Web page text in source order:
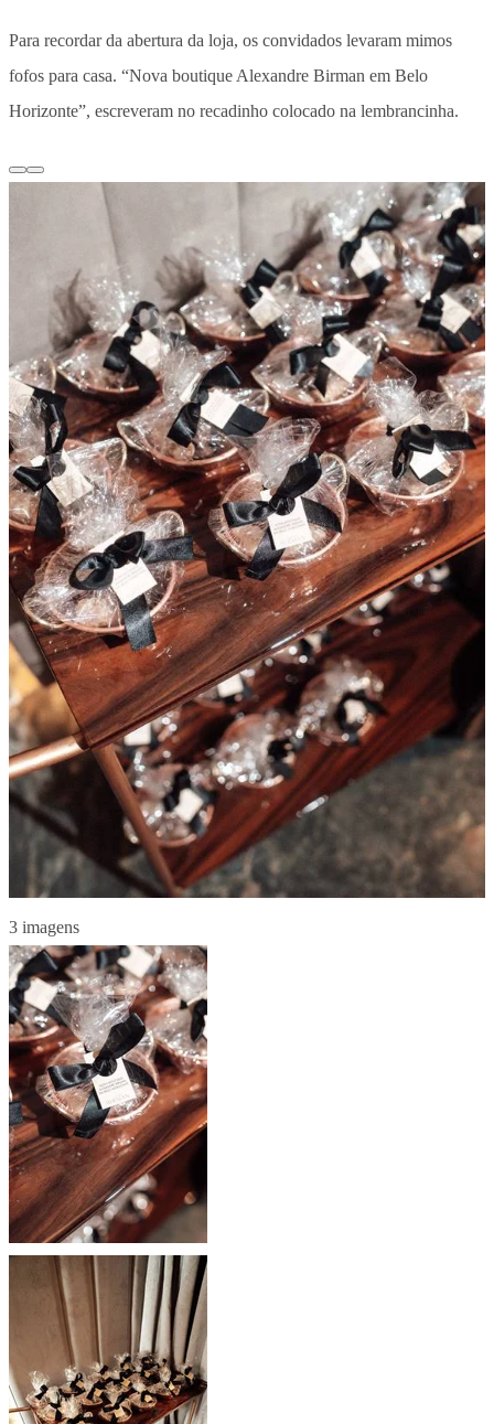
Para recordar da abertura da loja, os convidados levaram mimos
fofos para casa. “Nova boutique Alexandre Birman em Belo
Horizonte”, escreveram no recadinho colocado na lembrancinha.
3 imagens